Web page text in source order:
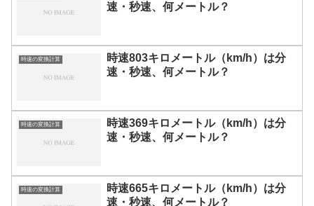
速・秒速、何メートル？
時速の変換計算
時速803キロメートル（km/h）は分
速・秒速、何メートル？
時速の変換計算
時速369キロメートル（km/h）は分
速・秒速、何メートル？
時速の変換計算
時速665キロメートル（km/h）は分
速・秒速、何メートル？